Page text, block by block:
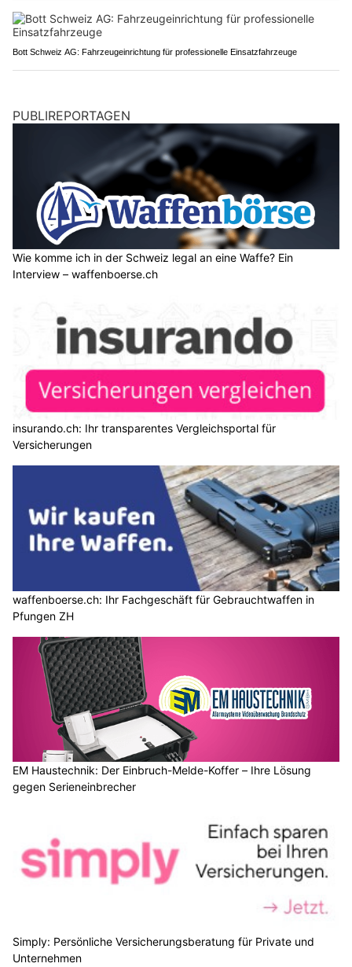
Bott Schweiz AG: Fahrzeugeinrichtung für professionelle Einsatzfahrzeuge
PUBLIREPORTAGEN
Wie komme ich in der Schweiz legal an eine Waffe? Ein
Interview – waffenboerse.ch
insurando.ch: Ihr transparentes Vergleichsportal für
Versicherungen
waffenboerse.ch: Ihr Fachgeschäft für Gebrauchtwaffen in
Pfungen ZH
EM Haustechnik: Der Einbruch-Melde-Koffer – Ihre Lösung
gegen Serieneinbrecher
Simply: Persönliche Versicherungsberatung für Private und
Unternehmen